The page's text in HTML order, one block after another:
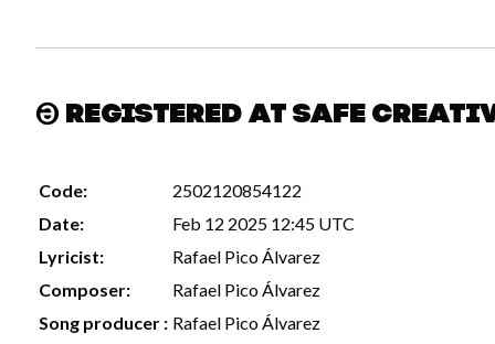
Registered at Safe
Code:
2502120854122
Date:
Feb 12 2025 12:45 UTC
Lyricist:
Rafael Pico Álvarez
Composer:
Rafael Pico Álvarez
Song producer : Rafael Pico Álvarez